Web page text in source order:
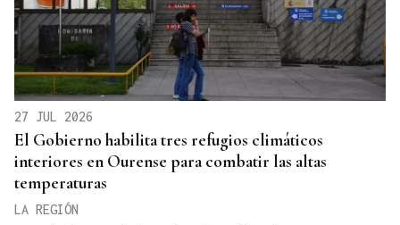
27 JUL 2026
El Gobierno habilita tres refugios climáticos
interiores en Ourense para combatir las altas
temperaturas
LA REGIÓN